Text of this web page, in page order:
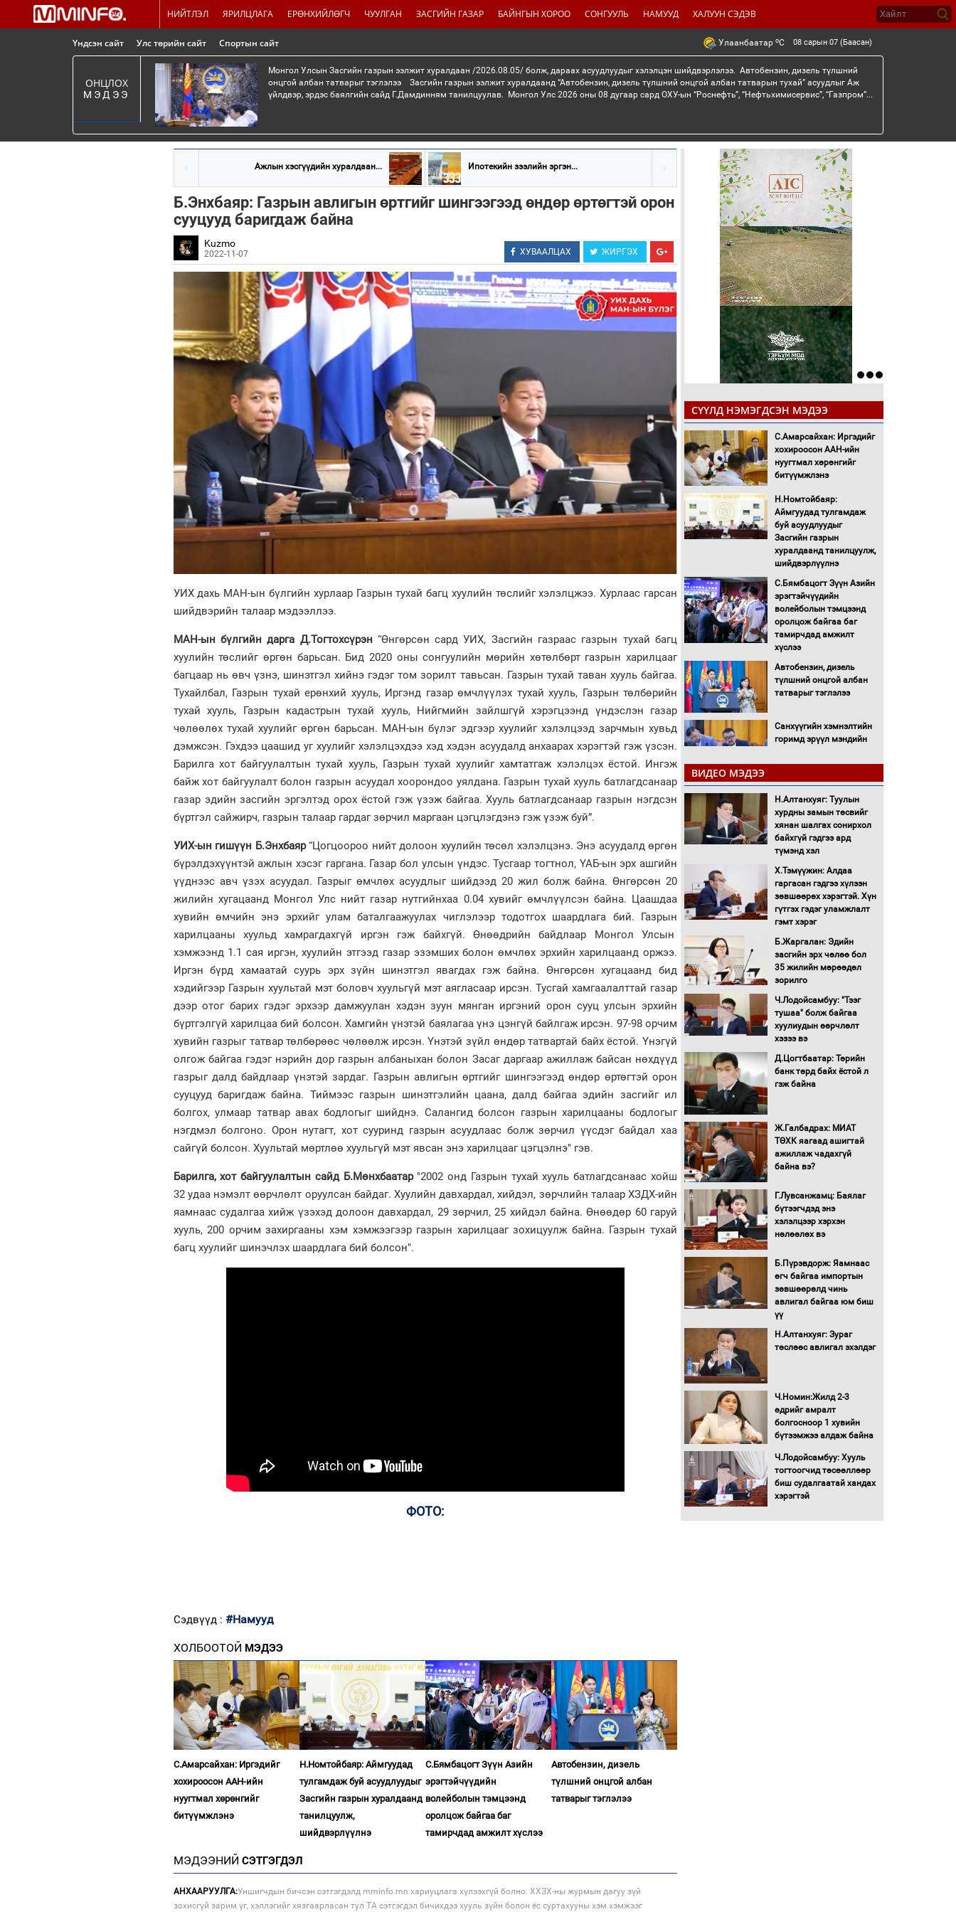
НИЙТЛЭЛ ЯРИЛЦЛАГА ЕРӨНХИЙЛӨГЧ ЧУУЛГАН ЗАСГИЙН ГАЗАР БАЙНГЫН ХОРОО СОНГУУЛЬ НАМУУД ХАЛУУН СЭДЭВ
Үндсэн сайт Улс төрийн сайт Спортын сайт Улаанбаатар oC 08 сарын 07 (Баасан)
ОНЦЛОХ
МЭДЭЭ
Монгол Улсын Засгийн газрын ээлжит хуралдаан /2026.08.05/ болж, дараах асуудлуудыг хэлэлцэн шийдвэрлэлээ. Автобензин, дизель түлшний
онцгой албан татварыг тэглэлээ Засгийн газрын ээлжит хуралдаанд “Автобензин, дизель түлшний онцгой албан татварын тухай” асуудлыг Аж
үйлдвэр, эрдэс баялгийн сайд Г.Дамдинням танилцуулав. Монгол Улс 2026 оны 08 дугаар сард ОХУ-ын “Роснефть”, “Нефтьхимисервис”, “Газпром”...
Ажлын хэсгүүдийн хуралдаан... Ипотекийн зээлийн эргэн...
Б.Энхбаяр: Газрын авлигын өртгийг шингээгээд өндөр өртөгтэй орон
сууцууд баригдаж байна
Kuzmo
2022-11-07 ХУВААЛЦАХ ЖИРГЭХ
УИХ дахь МАН-ын бүлгийн хурлаар Газрын тухай багц хуулийн төслийг хэлэлцжээ. Хурлаас гарсан
шийдвэрийн талаар мэдээллээ.
МАН-ын бүлгийн дарга Д.Тогтохсүрэн“Өнгөрсөн сард УИХ, Засгийн газраас газрын тухай багц
хуулийн төслийг өргөн барьсан. Бид 2020 оны сонгуулийн мөрийн хөтөлбөрт газрын харилцааг
багцаар нь өвч үзнэ, шинэтгэл хийнэ гэдэг том зорилт тавьсан. Газрын тухай таван хууль байгаа.
Тухайлбал, Газрын тухай ерөнхий хууль, Иргэнд газар өмчлүүлэх тухай хууль, Газрын төлбөрийн
тухай хууль, Газрын кадастрын тухай хууль, Нийгмийн зайлшгүй хэрэгцээнд үндэслэн газар
чөлөөлөх тухай хуулийг өргөн барьсан. МАН-ын бүлэг эдгээр хуулийг хэлэлцээд зарчмын хувьд
дэмжсэн. Гэхдээ цаашид уг хуулийг хэлэлцэхдээ хэд хэдэн асуудалд анхаарах хэрэгтэй гэж үзсэн.
Барилга хот байгуулалтын тухай хууль, Газрын тухай хуулийг хамтатгаж хэлэлцэх ёстой. Ингэж
байж хот байгуулалт болон газрын асуудал хоорондоо уялдана. Газрын тухай хууль батлагдсанаар
газар эдийн засгийн эргэлтэд орох ёстой гэж үзэж байгаа. Хууль батлагдсанаар газрын нэгдсэн
бүртгэл сайжирч, газрын талаар гардаг зөрчил маргаан цэгцлэгдэнэ гэж үзэж буй”.
УИХ-ын гишүүн Б.Энхбаяр“Цогцоороо нийт долоон хуулийн төсөл хэлэлцэнэ. Энэ асуудалд өргөн
бүрэлдэхүүнтэй ажлын хэсэг гаргана. Газар бол улсын үндэс. Тусгаар тогтнол, ҮАБ-ын эрх ашгийн
үүднээс авч үзэх асуудал. Газрыг өмчлөх асуудлыг шийдээд 20 жил болж байна. Өнгөрсөн 20
жилийн хугацаанд Монгол Улс нийт газар нутгийнхаа 0.04 хувийг өмчлүүлсэн байна. Цаашдаа
хувийн өмчийн энэ эрхийг улам баталгаажуулах чиглэлээр тодотгох шаардлага бий. Газрын
харилцааны хуульд хамрагдахгүй иргэн гэж байхгүй. Өнөөдрийн байдлаар Монгол Улсын
хэмжээнд 1.1 сая иргэн, хуулийн этгээд газар эзэмших болон өмчлөх эрхийн харилцаанд оржээ.
Иргэн бүрд хамаатай суурь эрх зүйн шинэтгэл явагдах гэж байна. Өнгөрсөн хугацаанд бид
хэдийгээр Газрын хуультай мэт боловч хуульгүй мэт аягласаар ирсэн. Тусгай хамгаалалттай газар
дээр отог барих гэдэг эрхээр дамжуулан хэдэн зуун мянган иргэний орон сууц улсын эрхийн
бүртгэлгүй харилцаа бий болсон. Хамгийн үнэтэй баялагаа үнэ цэнгүй байлгаж ирсэн. 97-98 орчим
хувийн газрыг татвар төлбөрөөс чөлөөлж ирсэн. Үнэтэй зүйл өндөр татвартай байх ёстой. Үнэгүй
олгож байгаа гэдэг нэрийн дор газрын албаныхан болон Засаг даргаар ажиллаж байсан нөхдүүд
газрыг далд байдлаар үнэтэй зардаг. Газрын авлигын өртгийг шингээгээд өндөр өртөгтэй орон
сууцууд баригдаж байна. Тиймээс газрын шинэтгэлийн цаана, далд байгаа эдийн засгийг ил
болгох, улмаар татвар авах бодлогыг шийднэ. Салангид болсон газрын харилцааны бодлогыг
нэгдмэл болгоно. Орон нутагт, хот сууринд газрын асуудлаас болж зөрчил үүсдэг байдал хаа
сайгүй болсон. Хуультай мөртлөө хуульгүй мэт явсан энэ харилцааг цэгцэлнэ" гэв.
Барилга, хот байгуулалтын сайд Б.Мөнхбаатар"2002 онд Газрын тухай хууль батлагдсанаас хойш
32 удаа нэмэлт өөрчлөлт оруулсан байдаг. Хуулийн давхардал, хийдэл, зөрчлийн талаар ХЗДХ-ийн
яамнаас судалгаа хийж үзэхэд долоон давхардал, 29 зөрчил, 25 хийдэл байна. Өнөөдөр 60 гаруй
хууль, 200 орчим захиргааны хэм хэмжээгээр газрын харилцааг зохицуулж байна. Газрын тухай
багц хуулийг шинэчлэх шаардлага бий болсон".
ФОТО:
Сэдвүүд : #Намууд
ХОЛБООТОЙ МЭДЭЭ
С.Амарсайхан: Иргэдийг
хохироосон ААН-ийн
нуугтмал хөрөнгийг
битүүмжлэнэ
Н.Номтойбаяр: Аймгуудад
тулгамдаж буй асуудлуудыг
Засгийн газрын хуралдаанд
танилцуулж,
шийдвэрлүүлнэ
С.Бямбацогт Зүүн Азийн
эрэгтэйчүүдийн
волейболын тэмцээнд
оролцож байгаа баг
тамирчдад амжилт хүслээ
Автобензин, дизель
түлшний онцгой албан
татварыг тэглэлээ
МЭДЭЭНИЙ СЭТГЭГДЭЛ
АНХААРУУЛГА:Уншигчдын бичсэн сэтгэгдэлд mminfo.mn хариуцлага хүлээхгүй болно. ХХЗХ-ны журмын дагуу зүй
зохисгүй зарим үг, хэллэгийг хязгаарласан тул ТА сэтгэгдэл бичихдээ хууль зүйн болон ёс суртахууны хэм хэмжээг
СҮҮЛД НЭМЭГДСЭН МЭДЭЭ
С.Амарсайхан: Иргэдийг
хохироосон ААН-ийн
нуугтмал хөрөнгийг
битүүмжлэнэ
Н.Номтойбаяр:
Аймгуудад тулгамдаж
буй асуудлуудыг
Засгийн газрын
хуралдаанд танилцуулж,
шийдвэрлүүлнэ
С.Бямбацогт Зүүн Азийн
эрэгтэйчүүдийн
волейболын тэмцээнд
оролцож байгаа баг
тамирчдад амжилт
хүслээ
Автобензин, дизель
түлшний онцгой албан
татварыг тэглэлээ
Санхүүгийн хэмнэлтийн
горимд эрүүл мэндийн
Нөөцийн махны
худалдаа, борлуулалтыг
нээлттэй ил тод болгоно
Монгол Улс “COP17”-д
“Тал хээрийн
төлөвлөгөө”-гөө
танилцуулна
16 төрлийн эмийг нэг эх
үүсвэрээс худалдан авах
журмыг баталлаа
Бүх шатанд хэмнэлтийн
горимд шилжиж, найр
наадам, зөвлөгөөн,
гадаад томилолтыг
хориглолоо
Сайд нар төсвөө хэрхэн
Автомашинд улсын
дугаарын тэгш,
Бага орлоготой
иргэдийн орлогод
татвар ногдуулахгүй
бүрдүүллээ
Хөшөө бүтсэн түүхийг
өгүүлэх 7 баримт
Хөвсгөл нуурын лусыг
тахих төрийн тахилгын
“Хар жагсаалт”-ын
асуудлыг цэгцлэх
чиглэлээр
Монголбанкны
хугацаатай үүрэг өглөө
Ерөнхий сайд Н.Учрал
олимпиадын хүрээнд
ВИДЕО МЭДЭЭ
Н.Алтанхуяг: Туулын
хурдны замын төсвийг
хянан шалгах сонирхол
байхгүй гэдгээ ард
түмэнд хэл
Х.Тэмүүжин: Алдаа
гаргасан гэдгээ хүлээн
зөвшөөрөх хэрэгтэй. Хүн
гүтгэх гэдэг уламжлалт
гэмт хэрэг
Б.Жаргалан: Эдийн
засгийн эрх чөлөө бол
35 жилийн мөрөөдөл
зорилго
Ч.Лодойсамбуу: "Тээг
тушаа" болж байгаа
хуулиудын өөрчлөлт
хэзээ вэ
Д.Цогтбаатар: Төрийн
банк төрд байх ёстой л
гэж байна
Ж.Галбадрах: МИАТ
ТӨХК яагаад ашигтай
ажиллаж чадахгүй
байна вэ?
Г.Лувсанжамц: Баялаг
бүтээгчдэд энэ
хэлэлцээр хэрхэн
нөлөөлөх вэ
Б.Пүрэвдорж: Яамнаас
өгч байгаа импортын
зөвшөөрөлд чинь
авлигал байгаа юм биш
үү
Н.Алтанхуяг: Зураг
төслөөс авлигал эхэлдэг
Ч.Номин:Жилд 2-3
өдрийг амралт
болгосноор 1 хувийн
бүтээмжээ алдаж байна
Ч.Лодойсамбуу: Хууль
тогтоогчид төсөөллөөр
биш судалгаатай хандах
хэрэгтэй